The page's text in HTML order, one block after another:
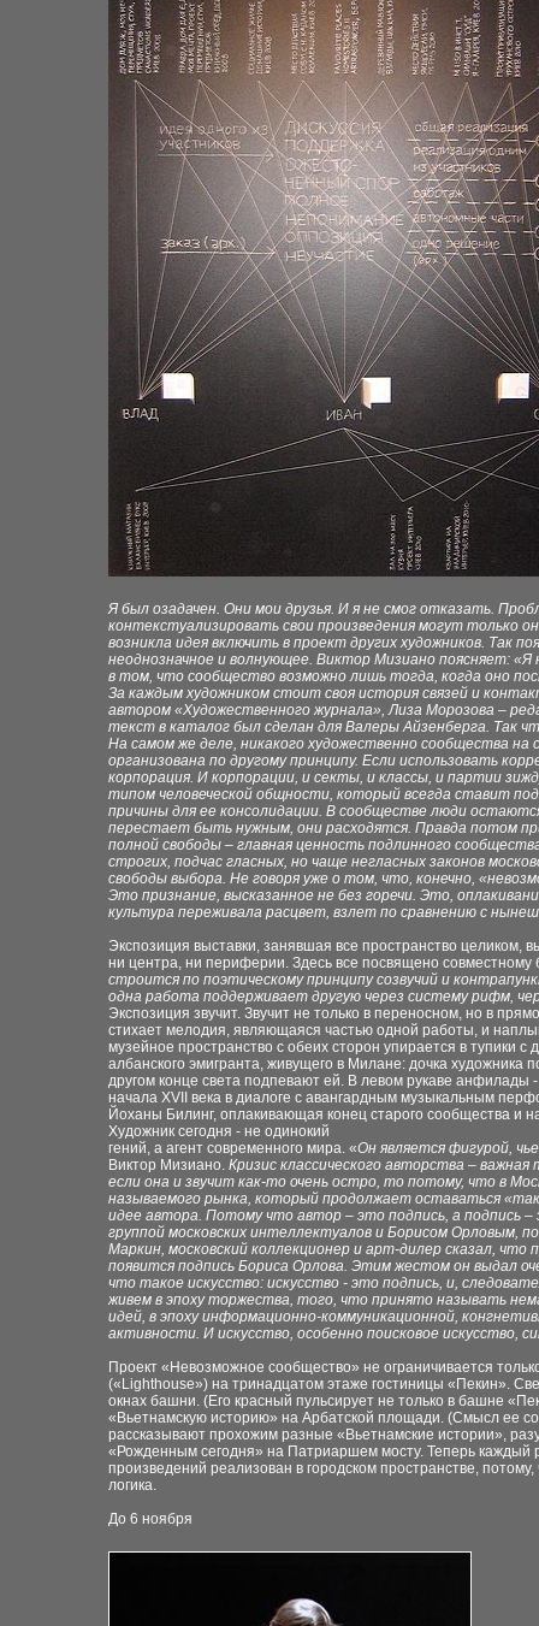
Я был озадачен. Они мои друзья. И я не смог отказать.
контекстуализировать свои произведения могут только
возникла идея включить в проект других художников. Так
неоднозначное и волнующее. Виктор Мизиано поясняет: «Я
в том, что сообщество возможно лишь тогда, когда оно
За каждым художником стоит своя история связей и
автором «Художественного журнала», Лиза Морозова –
текст в каталог был сделан для Валеры Айзенберга. Так
На самом же деле, никакого художественно сообщества на
организована по другому принципу. Если использовать
корпорация. И корпорации, и секты, и классы, и партии
типом человеческой общности, который всегда ставит под
причины для ее консолидации. В сообществе люди
перестает быть нужным, они расходятся. Правда потом
полной свободы – главная ценность подлинного
строгих, подчас гласных, но чаще негласных законов
свободы выбора. Не говоря уже о том, что, конечно,
Это признание, высказанное не без горечи. Это,
культура переживала расцвет, взлет по сравнению с
Экспозиция выставки, занявшая все пространство целиком,
ни центра, ни периферии. Здесь все посвящено совместному
строится по поэтическому принципу созвучий и
одна работа поддерживает другую через систему рифм,
Экспозиция звучит. Звучит не только в переносном, но в
стихает мелодия, являющаяся частью одной работы, и
музейное пространство с обеих сторон упирается в тупики с
албанского эмигранта, живущего в Милане: дочка художника
другом конце света подпевают ей. В левом рукаве анфилады -
начала XVII века в диалоге с авангардным музыкальным
Йоханы Билинг, оплакивающая конец старого сообщества и
Художник сегодня - не одинокий
гений, а агент современного мира. «Он является фигурой,
Виктор Мизиано. Кризис классического авторства – важная
если она и звучит как-то очень остро, то потому, что в
называемого рынка, который продолжает оставаться
идее автора. Потому что автор – это подпись, а подпись –
группой московских интеллектуалов и Борисом Орловым,
Маркин, московский коллекционер и арт-дилер сказал, что
появится подпись Бориса Орлова. Этим жестом он выдал
что такое искусство: искусство - это подпись, и,
живем в эпоху торжества, того, что принято называть
идей, в эпоху информационно-коммуникационной,
активности. И искусство, особенно поисковое искусство,
Проект «Невозможное сообщество» не ограничивается
(«Lighthouse») на тринадцатом этаже гостиницы «Пекин».
окнах башни. (Его красный пульсирует не только в башне
«Вьетнамскую историю» на Арбатской площади. (Смысл ее
рассказывают прохожим разные «Вьетнамские истории»,
«Рожденным сегодня» на Патриаршем мосту. Теперь каждый
произведений реализован в городском пространстве, потому,
логика.
До 6 ноября